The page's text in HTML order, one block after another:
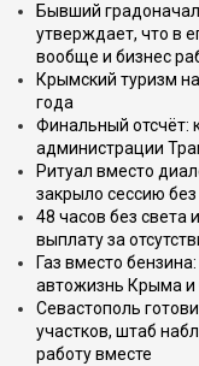
Бывший
утверждает, что в
вообще и бизнес
Крымский туризм
года
Финальный отсчёт:
администрации
Ритуал вместо
закрыло сессию
48 часов без света
выплату за
Газ вместо
автожизнь Крыма и
Севастополь
участков, штаб
работу вместе